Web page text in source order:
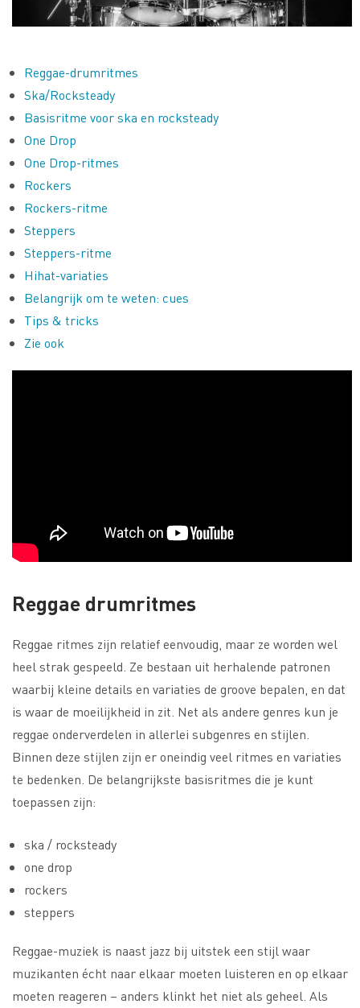
Reggae-drumritmes
Ska/Rocksteady
Basisritme voor ska en rocksteady
One Drop
One Drop-ritmes
Rockers
Rockers-ritme
Steppers
Steppers-ritme
Hihat-variaties
Belangrijk om te weten: cues
Tips & tricks
Zie ook
Reggae drumritmes
Reggae ritmes zijn relatief eenvoudig, maar ze worden wel
heel strak gespeeld. Ze bestaan uit herhalende patronen
waarbij kleine details en variaties de groove bepalen, en dat
is waar de moeilijkheid in zit. Net als andere genres kun je
reggae onderverdelen in allerlei subgenres en stijlen.
Binnen deze stijlen zijn er oneindig veel ritmes en variaties
te bedenken. De belangrijkste basisritmes die je kunt
toepassen zijn:
ska / rocksteady
one drop
rockers
steppers
Reggae-muziek is naast jazz bij uitstek een stijl waar
muzikanten écht naar elkaar moeten luisteren en op elkaar
moeten reageren – anders klinkt het niet als geheel. Als